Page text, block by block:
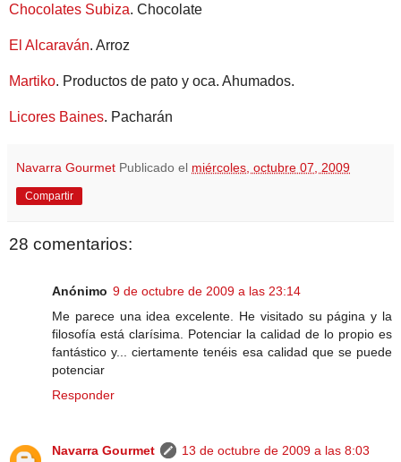
Chocolates Subiza. Chocolate
El Alcaraván. Arroz
Martiko. Productos de pato y oca. Ahumados.
Licores Baines. Pacharán
Navarra Gourmet Publicado el miércoles, octubre 07, 2009
Compartir
28 comentarios:
Anónimo 9 de octubre de 2009 a las 23:14
Me parece una idea excelente. He visitado su página y la
filosofía está clarísima. Potenciar la calidad de lo propio es
fantástico y... ciertamente tenéis esa calidad que se puede
potenciar
Responder
Navarra Gourmet 13 de octubre de 2009 a las 8:03